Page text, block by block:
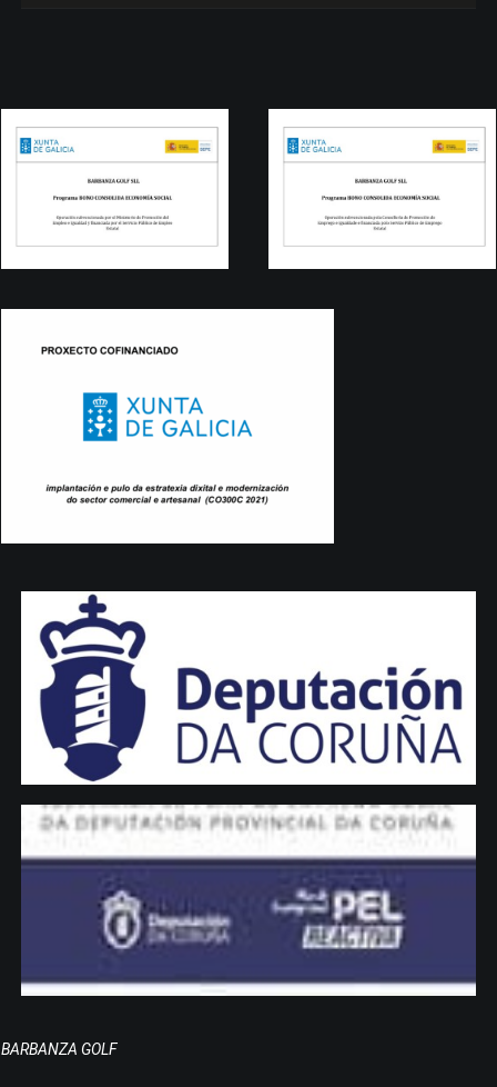
BARBANZA GOLF